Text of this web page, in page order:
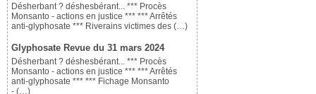
Désherbant ? déshesbérant... *** Procès
Monsanto - actions en justice *** *** Arrêtés
anti-glyphosate *** Riverains victimes des (…)
Glyphosate Revue du 31 mars 2024
Désherbant ? déshesbérant... *** Procès
Monsanto - actions en justice *** *** Arrêtés
anti-glyphosate *** *** Fichage Monsanto
- (…)